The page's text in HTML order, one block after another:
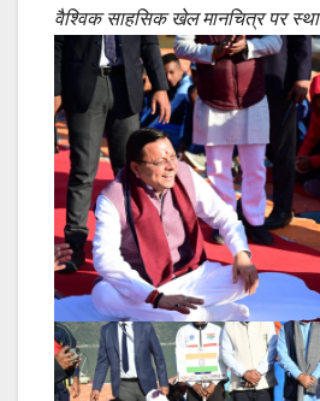
वैश्विक साहसिक खेल मानचित्र पर